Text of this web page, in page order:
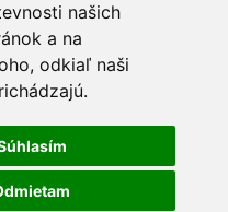
našich
a na
odkiaľ naši
€ s DPH